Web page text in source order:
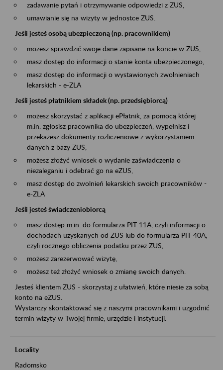
zadawanie pytań i otrzymywanie odpowiedzi z ZUS,
umawianie się na wizyty w jednostce ZUS.
Jeśli jesteś osobą ubezpieczoną (np. pracownikiem)
możesz sprawdzić swoje dane zapisane na koncie w ZUS,
masz dostęp do informacji o stanie konta ubezpieczonego,
masz dostęp do informacji o wystawionych zwolnieniach
lekarskich - e-ZLA
Jeśli jesteś płatnikiem składek (np. przedsiębiorcą)
możesz skorzystać z aplikacji ePłatnik, za pomocą której
m.in. zgłosisz pracownika do ubezpieczeń, wypełnisz i
przekażesz dokumenty rozliczeniowe z wykorzystaniem
danych z bazy ZUS,
możesz złożyć wniosek o wydanie zaświadczenia o
niezaleganiu i odebrać go na eZUS,
masz dostęp do zwolnień lekarskich swoich pracowników -
e-ZLA
Jeśli jesteś świadczeniobiorcą
masz dostęp m.in. do formularza PIT 11A, czyli informacji o
dochodach uzyskanych od ZUS lub do formularza PIT 40A,
czyli rocznego obliczenia podatku przez ZUS,
możesz zarezerwować wizytę,
możesz też złożyć wniosek o zmianę swoich danych.
Jesteś klientem ZUS - skorzystaj z ułatwień, które niesie za sobą
konto na eZUS.
Wystarczy skontaktować się z naszymi pracownikami i uzgodnić
termin wizyty w Twojej firmie, urzędzie i instytucji.
Locality
Radomsko